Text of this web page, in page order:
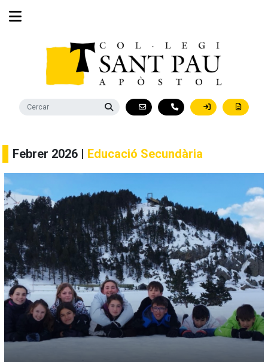
Febrer 2026 | Educació Secundària